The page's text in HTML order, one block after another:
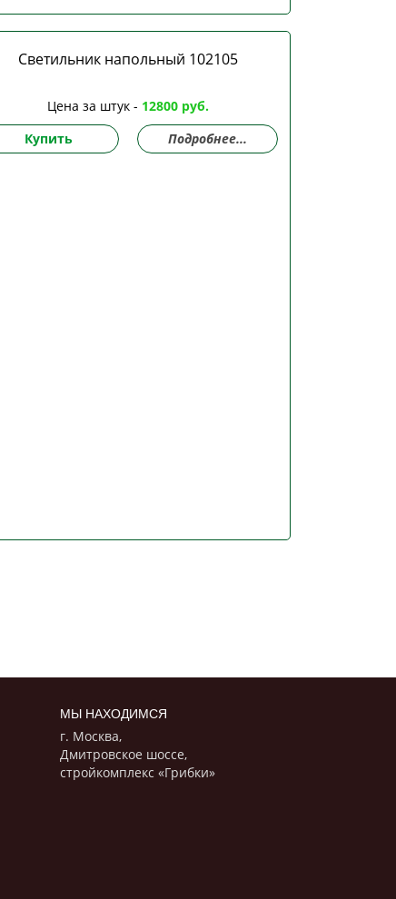
Светильник напольный 102105
Цена за штук - 12800 руб.
Купить
Подробнее...
МЫ НАХОДИМСЯ
г. Москва,
Дмитровское шоссе,
стройкомплекс «Грибки»